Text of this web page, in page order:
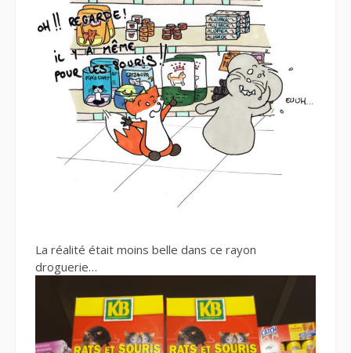
La réalité était moins belle dans ce rayon
droguerie…